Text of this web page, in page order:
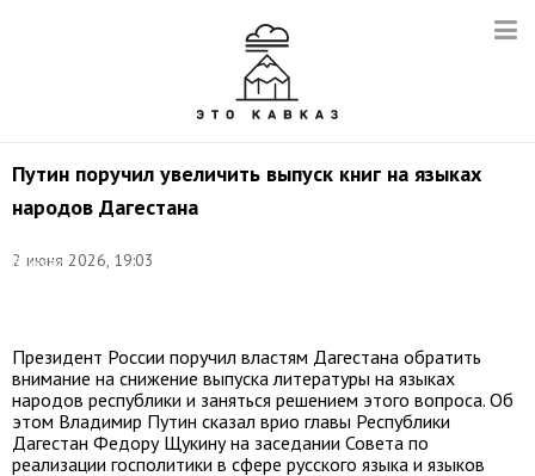
Путин поручил увеличить выпуск книг на языках
народов Дагестана
2 июня 2026, 19:03
Вячеслав
Президент России поручил властям Дагестана обратить
внимание на снижение выпуска литературы на языках
народов республики и заняться решением этого вопроса. Об
этом Владимир Путин сказал врио главы Республики
Дагестан Федору Щукину на заседании Совета по
реализации госполитики в сфере русского языка и языков